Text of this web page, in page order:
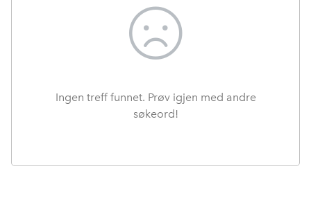
Ingen treff funnet. Prøv igjen med andre
søkeord!